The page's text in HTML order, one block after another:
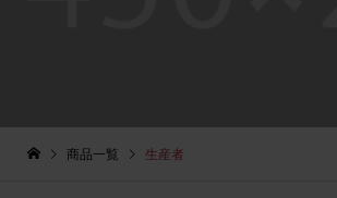
商品一覧 生産者